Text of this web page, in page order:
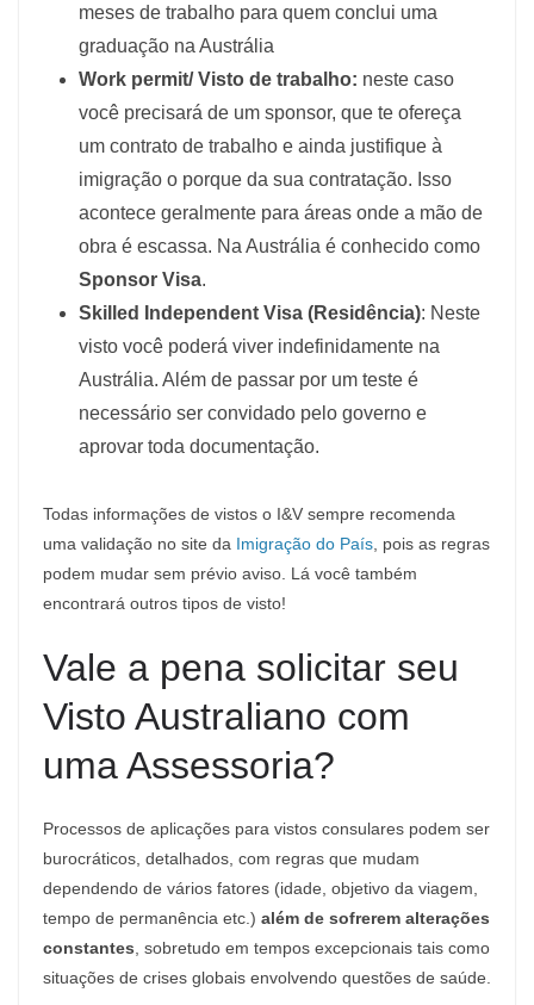
meses de trabalho para quem conclui uma
graduação na Austrália
Work permit/ Visto de trabalho: neste caso
você precisará de um sponsor, que te ofereça
um contrato de trabalho e ainda justifique à
imigração o porque da sua contratação. Isso
acontece geralmente para áreas onde a mão de
obra é escassa. Na Austrália é conhecido como
Sponsor Visa.
Skilled Independent Visa (Residência): Neste
visto você poderá viver indefinidamente na
Austrália. Além de passar por um teste é
necessário ser convidado pelo governo e
aprovar toda documentação.
Todas informações de vistos o I&V sempre recomenda
uma validação no site da Imigração do País , pois as regras
podem mudar sem prévio aviso. Lá você também
encontrará outros tipos de visto!
Vale a pena solicitar seu
Visto Australiano com
uma Assessoria?
Processos de aplicações para vistos consulares podem ser
burocráticos, detalhados, com regras que mudam
dependendo de vários fatores (idade, objetivo da viagem,
tempo de permanência etc.) além de sofrerem alterações
constantes , sobretudo em tempos excepcionais tais como
situações de crises globais envolvendo questões de saúde.